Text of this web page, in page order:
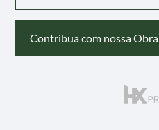
Contribua com nossa Obra